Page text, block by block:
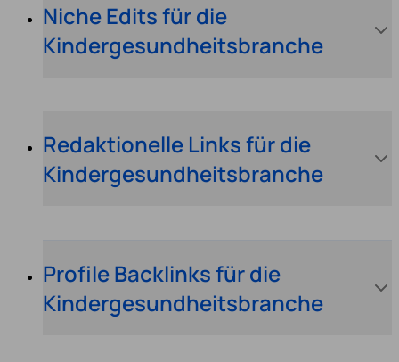
Niche Edits für die
Kindergesundheitsbranche
Redaktionelle Links für die
Kindergesundheitsbranche
Profile Backlinks für die
Kindergesundheitsbranche